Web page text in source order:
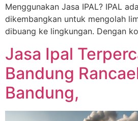
Menggunakan Jasa IPAL? IPAL
dikembangkan untuk mengolah
dibuang ke lingkungan. Dengan
Jasa Ipal
Bandung
Bandung,